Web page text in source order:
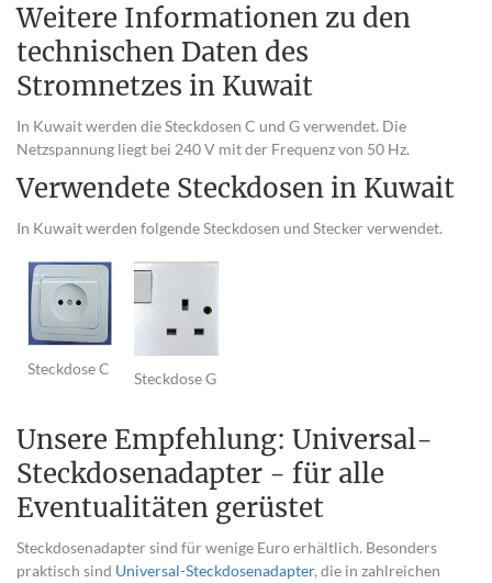
Weitere Informationen zu den
technischen Daten des
Stromnetzes in Kuwait
In Kuwait werden die Steckdosen C und G verwendet. Die
Netzspannung liegt bei 240 V mit der Frequenz von 50 Hz.
Verwendete Steckdosen in Kuwait
In Kuwait werden folgende Steckdosen und Stecker verwendet.
Steckdose C
Steckdose G
Unsere Empfehlung: Universal-
Steckdosenadapter - für alle
Eventualitäten gerüstet
Steckdosenadapter sind für wenige Euro erhältlich. Besonders
praktisch sind Universal-Steckdosenadapter, die in zahlreichen